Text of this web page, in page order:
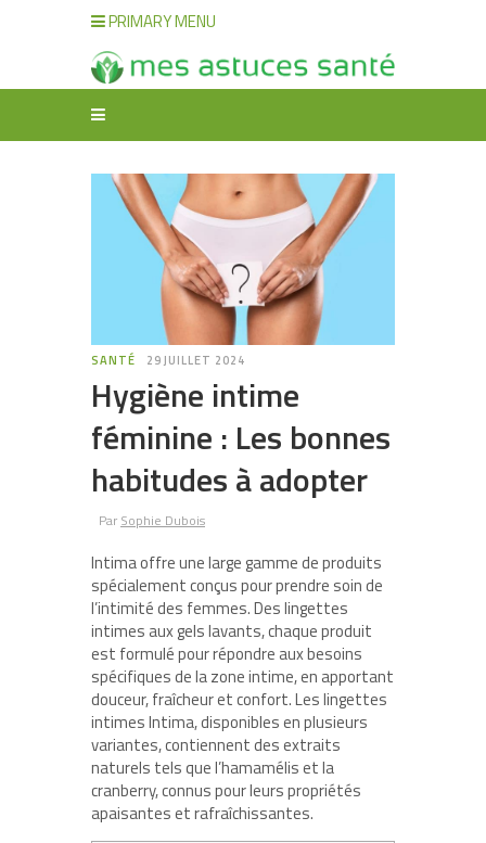
PRIMARY MENU
SANTÉ 29 JUILLET 2024
Hygiène intime
féminine : Les bonnes
habitudes à adopter
Par Sophie Dubois
Intima offre une large gamme de produits
spécialement conçus pour prendre soin de
l’intimité des femmes. Des lingettes
intimes aux gels lavants, chaque produit
est formulé pour répondre aux besoins
spécifiques de la zone intime, en apportant
douceur, fraîcheur et confort. Les lingettes
intimes Intima, disponibles en plusieurs
variantes, contiennent des extraits
naturels tels que l’hamamélis et la
cranberry, connus pour leurs propriétés
apaisantes et rafraîchissantes.